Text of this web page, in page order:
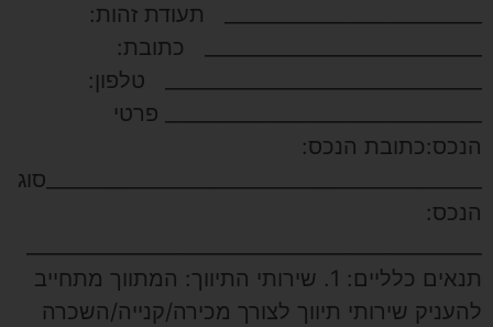
__________________________ תעודת זהות:
____________________________ כתובת:
________________________________ טלפון:
________________________________ פרטי
הנכס:כתובת הנכס:
____________________________________________סוג
הנכס:
תנאים כלליים: 1. שירותי התיווך: המתווך מתחייב
להעניק שירותי תיווך לצורך מכירה/קנייה/השכרה